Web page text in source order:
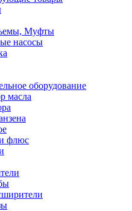
Муфты
насосы
оборудование
масла
флюс